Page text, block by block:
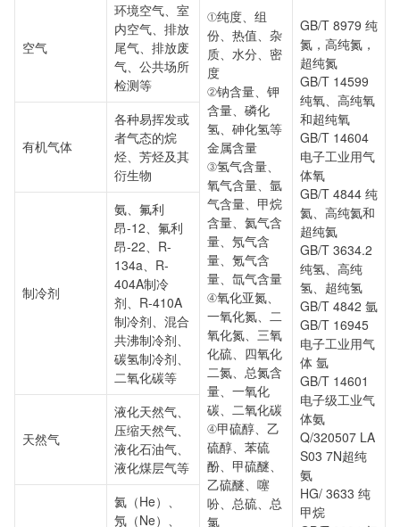
①纯度、组
份、热值、杂
质、水分、密
度
②钠含量、钾
含量、磷化
氢、砷化氢等
金属含量
③氢气含量、
氧气含量、氩
气含量、甲烷
含量、氦气含
量、氖气含
量、氪气含
量、氙气含量
④氧化亚氮、
一氧化氮、二
氧化氮、三氧
化硫、四氧化
二氮、总氮含
量、一氧化
碳、二氧化碳
④甲硫醇、乙
硫醇、苯硫
酚、甲硫醚、
乙硫醚、噻
吩、总硫、总
氯
GB/T 8979 纯
氮，高纯氮，
超纯氮
GB/T 14599
纯氧、高纯氧
和超纯氧
GB/T 14604
电子工业用气
体氧
GB/T 4844 纯
氦、高纯氦和
超纯氦
GB/T 3634.2
纯氢、高纯
氢、超纯氢
GB/T 4842 氩
GB/T 16945
电子工业用气
体 氩
GB/T 14601
电子级工业气
体氨
Q/320507 LA
S03 7N超纯
氨
HG/ 3633 纯
甲烷
空气
环境空气、室
内空气、排放
尾气、排放废
气、公共场所
检测等
有机气体
各种易挥发或
者气态的烷
烃、芳烃及其
衍生物
制冷剂
氨、氟利
昂-12、氟利
昂-22、R-
134a、R-
404A制冷
剂、R-410A
制冷剂、混合
共沸制冷剂、
碳氢制冷剂、
二氧化碳等
天然气
液化天然气、
压缩天然气、
液化石油气、
液化煤层气等
氦（He）、
氖（Ne）、